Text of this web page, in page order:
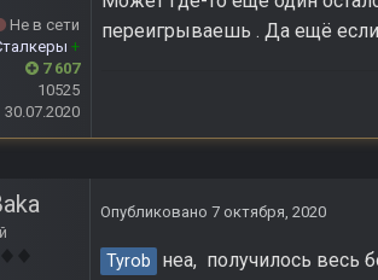
Не в сети
+
7 607
10525
30.07.2020
переигрываешь . Да ещё
Опубликовано 7 октября, 2020
Tyrob
неа, получилось весь